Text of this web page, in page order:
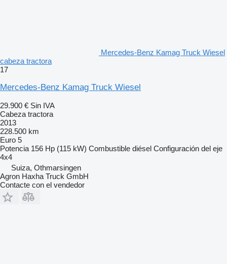
Mercedes-Benz Kamag Truck Wiesel
cabeza tractora
17
Mercedes-Benz Kamag Truck Wiesel
29.900 € Sin IVA
Cabeza tractora
2013
228.500 km
Euro 5
Potencia 156 Hp (115 kW) Combustible diésel Configuración del eje
4x4
Suiza, Othmarsingen
Agron Haxha Truck GmbH
Contacte con el vendedor